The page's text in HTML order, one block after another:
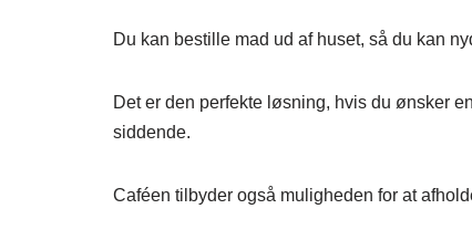
Du kan bestille mad ud af huset, så du kan
Det er den perfekte løsning, hvis du ønsker
siddende.
Caféen tilbyder også muligheden for at